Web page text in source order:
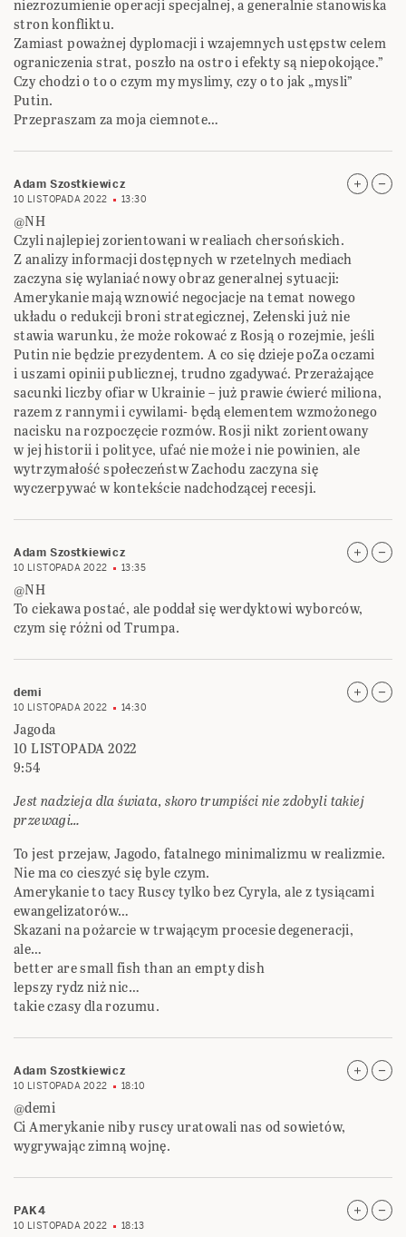
niezrozumienie operacji specjalnej, a generalnie stanowiska
stron konfliktu.
Zamiast poważnej dyplomacji i wzajemnych ustępstw celem
ograniczenia strat, poszło na ostro i efekty są niepokojące.”
Czy chodzi o to o czym my myslimy, czy o to jak „mysli”
Putin.
Przepraszam za moja ciemnote…
Adam Szostkiewicz
10 LISTOPADA 2022 13:30
@NH
Czyli najlepiej zorientowani w realiach chersońskich.
Z analizy informacji dostępnych w rzetelnych mediach
zaczyna się wylaniać nowy obraz generalnej sytuacji:
Amerykanie mają wznowić negocjacje na temat nowego
układu o redukcji broni strategicznej, Zełenski już nie
stawia warunku, że może rokować z Rosją o rozejmie, jeśli
Putin nie będzie prezydentem. A co się dzieje poZa oczami
i uszami opinii publicznej, trudno zgadywać. Przerażające
sacunki liczby ofiar w Ukrainie – już prawie ćwierć miliona,
razem z rannymi i cywilami- będą elementem wzmożonego
nacisku na rozpoczęcie rozmów. Rosji nikt zorientowany
w jej historii i polityce, ufać nie może i nie powinien, ale
wytrzymałość społeczeństw Zachodu zaczyna się
wyczerpywać w kontekście nadchodzącej recesji.
Adam Szostkiewicz
10 LISTOPADA 2022 13:35
@NH
To ciekawa postać, ale poddał się werdyktowi wyborców,
czym się różni od Trumpa.
demi
10 LISTOPADA 2022 14:30
Jagoda
10 LISTOPADA 2022
9:54
Jest nadzieja dla świata, skoro trumpiści nie zdobyli takiej
przewagi…
To jest przejaw, Jagodo, fatalnego minimalizmu w realizmie.
Nie ma co cieszyć się byle czym.
Amerykanie to tacy Ruscy tylko bez Cyryla, ale z tysiącami
ewangelizatorów…
Skazani na pożarcie w trwającym procesie degeneracji,
ale…
better are small fish than an empty dish
lepszy rydz niż nic…
takie czasy dla rozumu.
Adam Szostkiewicz
10 LISTOPADA 2022 18:10
@demi
Ci Amerykanie niby ruscy uratowali nas od sowietów,
wygrywając zimną wojnę.
PAK4
10 LISTOPADA 2022 18:13